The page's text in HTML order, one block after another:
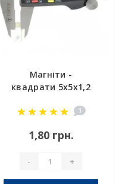
Магніти -
квадрати 5x5x1,2
1
1,80 грн.
- +